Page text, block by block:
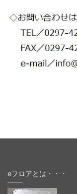
eフロアとは・・・